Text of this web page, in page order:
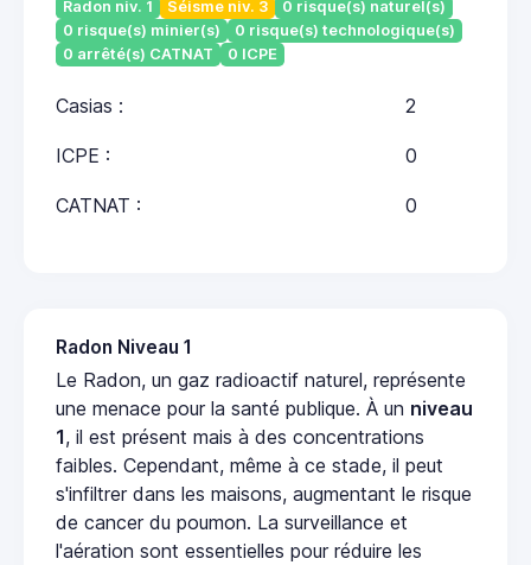
Radon niv. 1 Séisme niv. 3
0 risque(s) naturel(s)
0 risque(s) minier(s)
0 risque(s) technologique(s)
0 arrêté(s) CATNAT
0 ICPE
Casias : 2
ICPE : 0
CATNAT : 0
Radon Niveau 1
Le Radon, un gaz radioactif naturel, représente
une menace pour la santé publique. À un niveau
1, il est présent mais à des concentrations
faibles. Cependant, même à ce stade, il peut
s'infiltrer dans les maisons, augmentant le risque
de cancer du poumon. La surveillance et
l'aération sont essentielles pour réduire les